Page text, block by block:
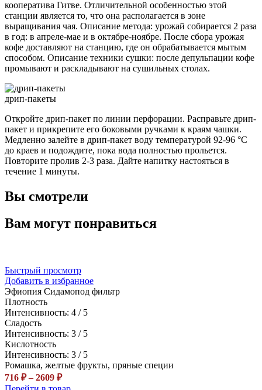
кооператива Гитве. Отличительной особенностью этой
станции является то, что она располагается в зоне
выращивания чая. Описание метода: урожай собирается 2 раза
в год: в апреле-мае и в октябре-ноябре. После сбора урожая
кофе доставляют на станцию, где он обрабатывается мытым
способом. Описание техники сушки: после депульпации кофе
промывают и раскладывают на сушильных столах.
дрип-пакеты
Откройте дрип-пакет по линии перфорации. Расправьте дрип-
пакет и прикрепите его боковыми ручками к краям чашки.
Медленно залейте в дрип-пакет воду температурой 92-96 °C
до краев и подождите, пока вода полностью прольется.
Повторите пролив 2-3 раза. Дайте напитку настояться в
течение 1 минуты.
Вы смотрели
Вам могут понравиться
Быстрый просмотр
Добавить в избранное
Эфиопия Сидамопод фильтр
Плотность
Интенсивность: 4 / 5
Сладость
Интенсивность: 3 / 5
Кислотность
Интенсивность: 3 / 5
Ромашка, желтые фрукты, пряные специи
716 ₽ – 2609 ₽Диапазон
цен: